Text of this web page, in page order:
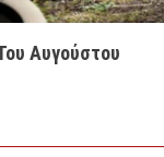
Αυγούστου